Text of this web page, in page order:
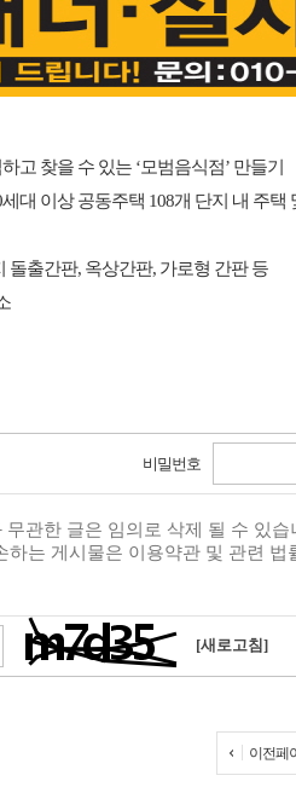
고 찾을 수 있는 ‘모범음식점’ 만들기
대 이상 공동주택 108개 단지 내 주택
돌출간판, 옥상간판, 가로형 간판 등
비밀번호
[새로고침]
이전페